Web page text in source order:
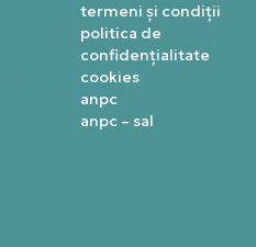
termeni și condiții
politica de
confidențialitate
cookies
anpc
anpc – sal